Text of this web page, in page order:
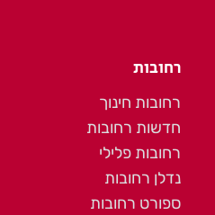
רחובות
רחובות חינוך
חדשות רחובות
רחובות פלילי
נדלן רחובות
ספורט רחובות